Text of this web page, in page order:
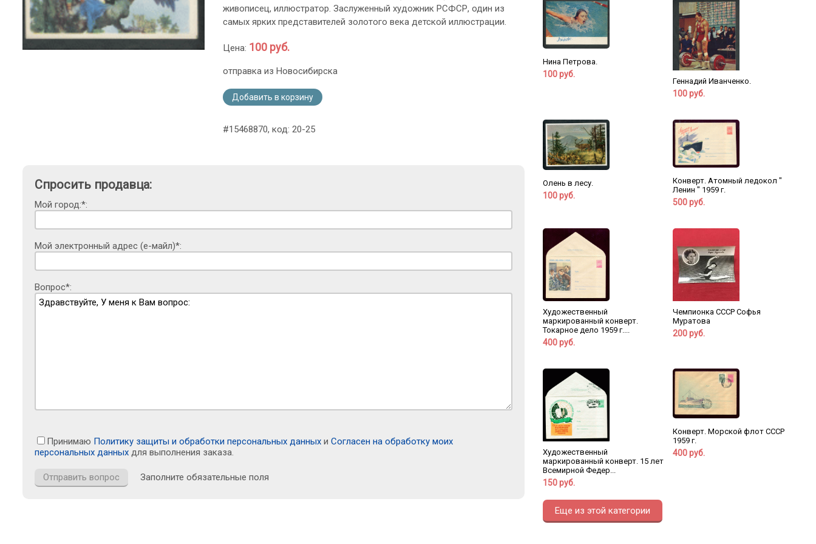
живописец, иллюстратор. Заслуженный художник РСФСР, один из
самых ярких представителей золотого века детской иллюстрации.
Цена: 100 руб.
отправка из Новосибирска
Добавить в корзину
#15468870, код: 20-25
Спросить продавца:
Мой город:*:
Мой электронный адрес (е-майл)*:
Вопрос*:
Принимаю Политику защиты и обработки персональных данных и Согласен на обработку моих
персональных данных для выполнения заказа.
Заполните обязательные поля
Нина Петрова.
100 руб.
Геннадий Иванченко.
100 руб.
Олень в лесу.
100 руб.
Конверт. Атомный ледокол "
Ленин " 1959 г.
500 руб.
Художественный
маркированный конверт.
Токарное дело 1959 г....
400 руб.
Чемпионка СССР Софья
Муратова
200 руб.
Художественный
маркированный конверт. 15 лет
Всемирной Федер...
150 руб.
Конверт. Морской флот СССР
1959 г.
400 руб.
Еще из этой категории